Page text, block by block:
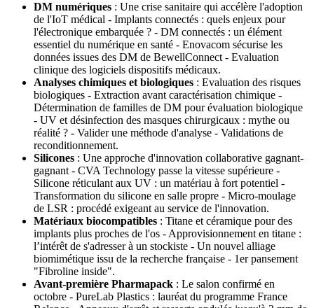
DM numériques : Une crise sanitaire qui accélère l'adoption
de l'IoT médical - Implants connectés : quels enjeux pour
l'électronique embarquée ? - DM connectés : un élément
essentiel du numérique en santé - Enovacom sécurise les
données issues des DM de BewellConnect - Evaluation
clinique des logiciels dispositifs médicaux.
Analyses chimiques et biologiques : Evaluation des risques
biologiques - Extraction avant caractérisation chimique -
Détermination de familles de DM pour évaluation biologique
- UV et désinfection des masques chirurgicaux : mythe ou
réalité ? - Valider une méthode d'analyse - Validations de
reconditionnement.
Silicones : Une approche d'innovation collaborative gagnant-
gagnant - CVA Technology passe la vitesse supérieure -
Silicone réticulant aux UV : un matériau à fort potentiel -
Transformation du silicone en salle propre - Micro-moulage
de LSR : procédé exigeant au service de l'innovation.
Matériaux biocompatibles : Titane et céramique pour des
implants plus proches de l'os - Approvisionnement en titane :
l’intérêt de s'adresser à un stockiste - Un nouvel alliage
biomimétique issu de la recherche française - 1er pansement
"Fibroline inside".
Avant-première Pharmapack : Le salon confirmé en
octobre - PureLab Plastics : lauréat du programme France